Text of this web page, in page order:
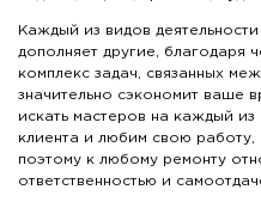
Каждый из видов
дополняет другие,
комплекс задач, связанных
значительно сэкономит ваше
искать мастеров на каждый
клиента и любим свою
поэтому к любому ремонту
ответственностью и